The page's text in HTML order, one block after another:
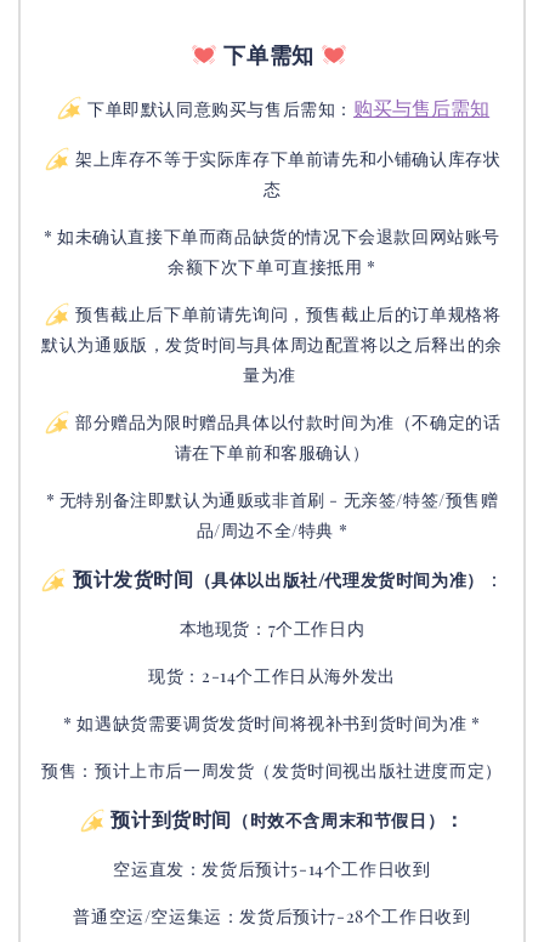
下单需知
下单即默认同意购买与售后需知： 购买与售后需知
架上库存不等于实际库存下单前请先和小铺确认库存状
态
* 如未确认直接下单而商品缺货的情况下会退款回网站账号
余额下次下单可直接抵用 *
预售截止后下单前请先询问，预售截止后的订单规格将
默认为通贩版，发货时间与具体周边配置将以之后释出的余
量为准
部分赠品为限时赠品具体以付款时间为准（不确定的话
请在下单前和客服确认）
* 无特别备注即默认为通贩或非首刷 - 无亲签/特签/预售赠
品/周边不全/特典 *
预计发货时间 （具体以出版社/代理发货时间为准） ：
本地现货：7个工作日内
现货：2-14个工作日从海外发出
* 如遇缺货需要调货发货时间将视补书到货时间为准 *
预售：预计上市后一周发货（发货时间视出版社进度而定）
预计到货时间 （时效不含周末和节假日） ：
空运直发： 发货后预计5-14个工作日收到
普通空运/空运集运： 发货后预计7-28个工作日收到